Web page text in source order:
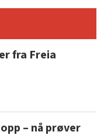
fra Freia
– nå prøver